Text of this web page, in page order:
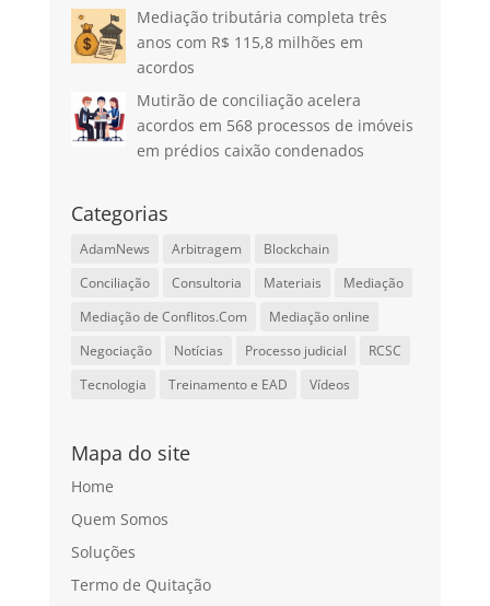
Mediação tributária completa três
anos com R$ 115,8 milhões em
acordos
Mutirão de conciliação acelera
acordos em 568 processos de imóveis
em prédios caixão condenados
Categorias
AdamNews Arbitragem
Blockchain
Conciliação
Consultoria Materiais
Mediação
Mediação de Conflitos.Com
Mediação online
Negociação
Notícias Processo judicial
RCSC
Tecnologia
Treinamento e EAD Vídeos
Mapa do site
Home
Quem Somos
Soluções
Termo de Quitação